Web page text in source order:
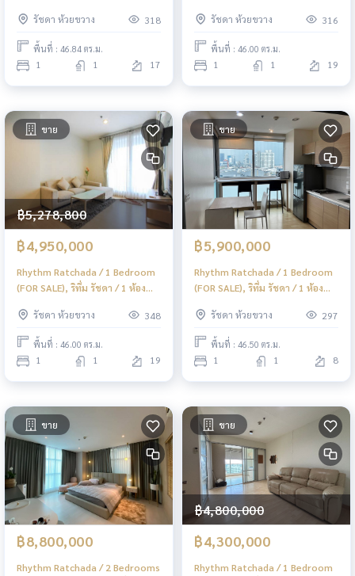
รัชดา ห้วยขวาง
318
พื้นที่ : 46.84 ตร.ม.
1 1 17
รัชดา ห้วยขวาง
316
พื้นที่ : 46.00 ตร.ม.
1 1 19
ขาย
฿5,278,800
฿4,950,000
Rhythm Ratchada / 1 Bedroom
(FOR SALE), ริทึ่ม รัชดา / 1 ห้อง
รัชดา ห้วยขวาง
348
พื้นที่ : 46.00 ตร.ม.
1 1 19
ขาย
฿5,900,000
Rhythm Ratchada / 1 Bedroom
(FOR SALE), ริทึ่ม รัชดา / 1 ห้อง
รัชดา ห้วยขวาง
297
พื้นที่ : 46.50 ตร.ม.
1 1 8
ขาย
฿8,800,000
Rhythm Ratchada / 2 Bedrooms
ขาย
฿4,800,000
฿4,300,000
Rhythm Ratchada / 1 Bedroom